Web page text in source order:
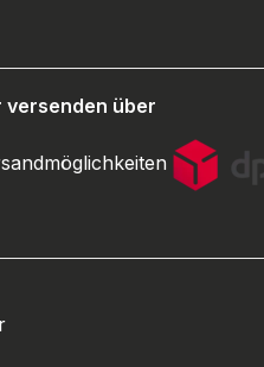
versenden über